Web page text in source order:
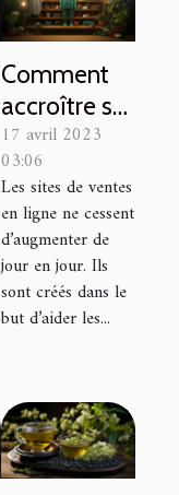
Comment
accroître sa
visibilité sur
vinted ?
17 avril 2023
03:06
Les sites de ventes
en ligne ne cessent
d’augmenter de
jour en jour. Ils
sont créés dans le
but d’aider les...